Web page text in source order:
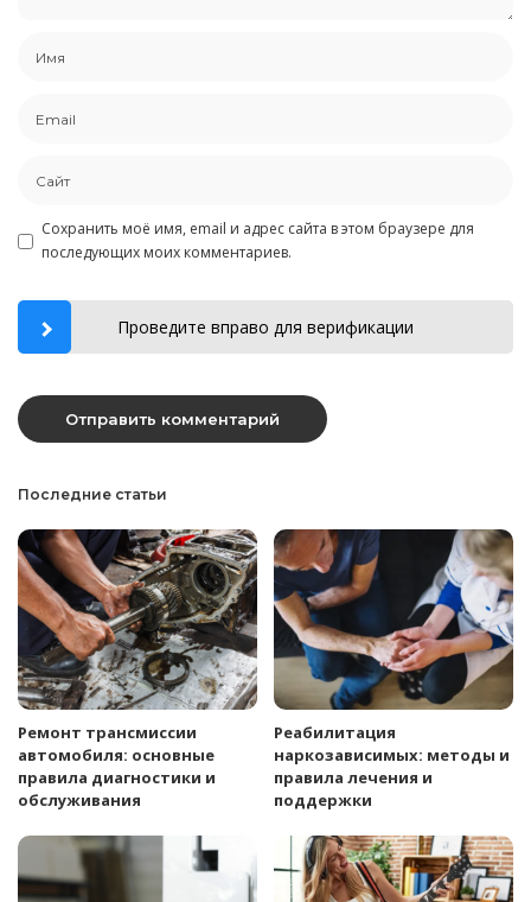
Сохранить моё имя, email и адрес сайта в этом браузере для
последующих моих комментариев.
Проведите вправо для верификации
Последние статьи
Ремонт трансмиссии
автомобиля: основные
правила диагностики и
обслуживания
Реабилитация
наркозависимых: методы и
правила лечения и
поддержки